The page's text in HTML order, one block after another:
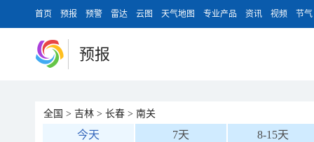
首页 预报 预警 雷达 云图 天气地图 专业产品 资讯 视频 节气
预报
全国 > 吉林 > 长春 > 南关
今天 7天 8-15天